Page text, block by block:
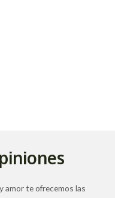
amor te ofrecemos las